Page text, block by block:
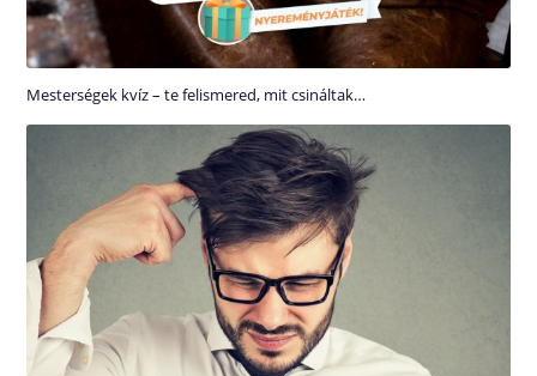
Mesterségek kvíz – te felismered, mit csináltak…